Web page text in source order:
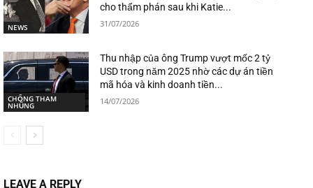
NEWS
cho thẩm phán sau khi Katie...
31/07/2026
CHỐNG THAM
NHŨNG
Thu nhập của ông Trump vượt mốc 2 tỷ
USD trong năm 2025 nhờ các dự án tiền
mã hóa và kinh doanh tiền...
14/07/2026
LEAVE A REPLY